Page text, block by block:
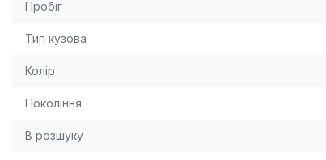
Пробіг
Тип кузова
Колір
Покоління
В розшуку